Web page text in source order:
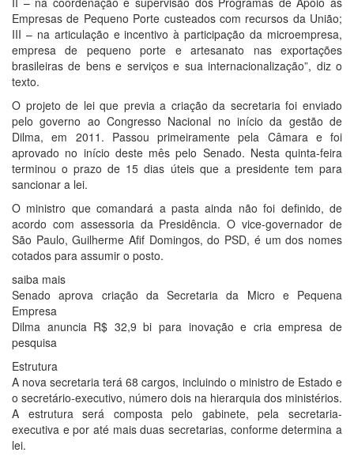
Empresas de Pequeno Porte custeados com recursos da União;
III – na articulação e incentivo à participação da microempresa,
empresa de pequeno porte e artesanato nas exportações
brasileiras de bens e serviços e sua internacionalização”, diz o
texto.
O projeto de lei que previa a criação da secretaria foi enviado
pelo governo ao Congresso Nacional no início da gestão de
Dilma, em 2011. Passou primeiramente pela Câmara e foi
aprovado no início deste mês pelo Senado. Nesta quinta-feira
terminou o prazo de 15 dias úteis que a presidente tem para
sancionar a lei.
O ministro que comandará a pasta ainda não foi definido, de
acordo com assessoria da Presidência. O vice-governador de
São Paulo, Guilherme Afif Domingos, do PSD, é um dos nomes
cotados para assumir o posto.
saiba mais
Senado aprova criação da Secretaria da Micro e Pequena
Empresa
Dilma anuncia R$ 32,9 bi para inovação e cria empresa de
pesquisa
Estrutura
A nova secretaria terá 68 cargos, incluindo o ministro de Estado e
o secretário-executivo, número dois na hierarquia dos ministérios.
A estrutura será composta pelo gabinete, pela secretaria-
executiva e por até mais duas secretarias, conforme determina a
lei.